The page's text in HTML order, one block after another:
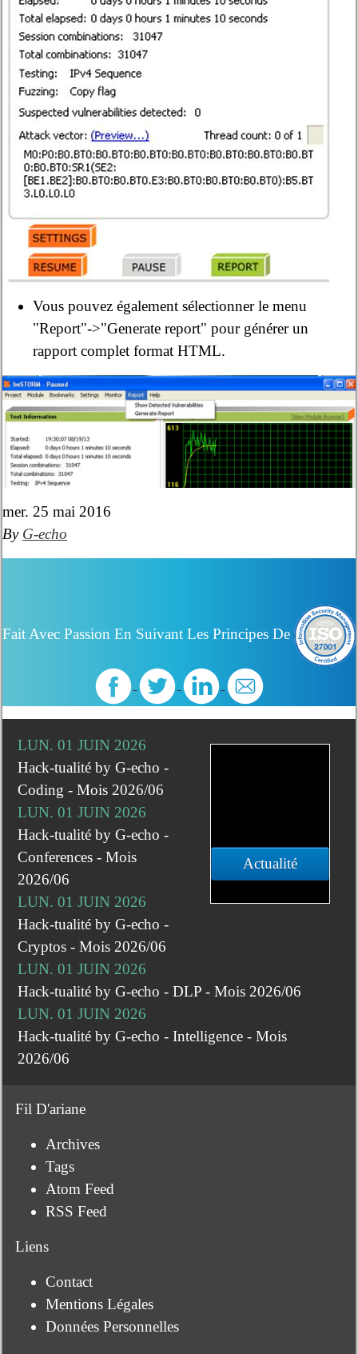
Vous pouvez également sélectionner le menu
"Report"->"Generate report" pour générer un
rapport complet format HTML.
mer. 25 mai 2016
By G-echo
Fait Avec Passion En Suivant Les Principes De
Actualité
LUN. 01 JUIN 2026
Hack-tualité by G-echo -
Coding - Mois 2026/06
LUN. 01 JUIN 2026
Hack-tualité by G-echo -
Conferences - Mois
2026/06
LUN. 01 JUIN 2026
Hack-tualité by G-echo -
Cryptos - Mois 2026/06
LUN. 01 JUIN 2026
Hack-tualité by G-echo - DLP - Mois 2026/06
LUN. 01 JUIN 2026
Hack-tualité by G-echo - Intelligence - Mois
2026/06
Fil D'ariane
Archives
Tags
Atom Feed
RSS Feed
Liens
Contact
Mentions Légales
Données Personnelles